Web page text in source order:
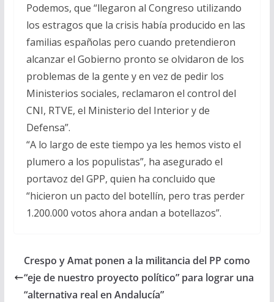
Podemos, que “llegaron al Congreso utilizando
los estragos que la crisis había producido en las
familias españolas pero cuando pretendieron
alcanzar el Gobierno pronto se olvidaron de los
problemas de la gente y en vez de pedir los
Ministerios sociales, reclamaron el control del
CNI, RTVE, el Ministerio del Interior y de
Defensa”.
“A lo largo de este tiempo ya les hemos visto el
plumero a los populistas”, ha asegurado el
portavoz del GPP, quien ha concluido que
“hicieron un pacto del botellín, pero tras perder
1.200.000 votos ahora andan a botellazos”.
Crespo y Amat ponen a la militancia del PP como
“eje de nuestro proyecto político” para lograr una
“alternativa real en Andalucía”